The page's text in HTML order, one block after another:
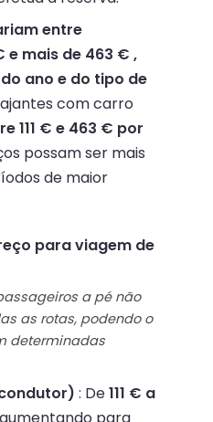
entre
mais de 463 € ,
ano e do tipo de
com carro
111 € e 463 € por
possam ser mais
de maior
para viagem de
a pé não
as rotas, podendo o
determinadas
: De111 € a